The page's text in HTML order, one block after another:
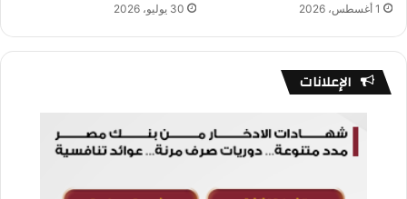
1 أغسطس، 2026 30 يوليو، 2026
الإعلانات